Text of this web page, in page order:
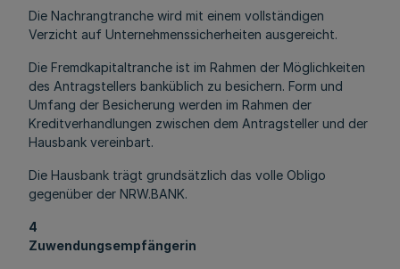
Die Nachrangtranche wird mit einem vollständigen
Verzicht auf Unternehmenssicherheiten ausgereicht.
Die Fremdkapitaltranche ist im Rahmen der Möglichkeiten
des Antragstellers banküblich zu besichern. Form und
Umfang der Besicherung werden im Rahmen der
Kreditverhandlungen zwischen dem Antragsteller und der
Hausbank vereinbart.
Die Hausbank trägt grundsätzlich das volle Obligo
gegenüber der NRW.BANK.
4
Zuwendungsempfängerin